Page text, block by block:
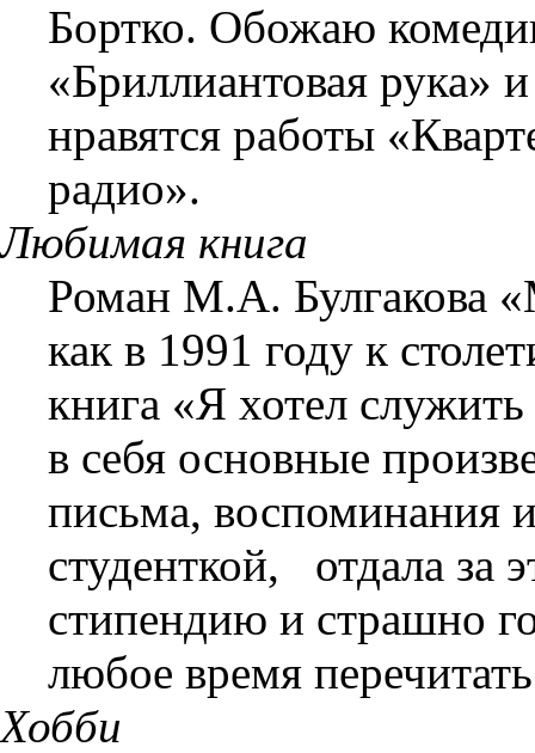
Бортко. Обожаю
«Бриллиантовая рука»
нравятся работы
радио».
Любимая книга
Роман М.А. Булгакова
как в 1991 году к
книга «Я хотел
в себя основные
письма, воспоминания
студенткой,
отдала за
стипендию и страшно
любое время
Хобби